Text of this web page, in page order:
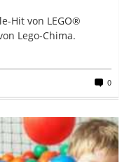
Hit von LEGO®
Lego-Chima.
0